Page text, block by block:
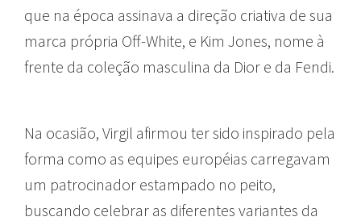
que na época assinava a direção criativa de sua
marca própria Off-White, e Kim Jones, nome à
frente da coleção masculina da Dior e da Fendi.
Na ocasião, Virgil afirmou ter sido inspirado pela
forma como as equipes européias carregavam
um patrocinador estampado no peito,
buscando celebrar as diferentes variantes da